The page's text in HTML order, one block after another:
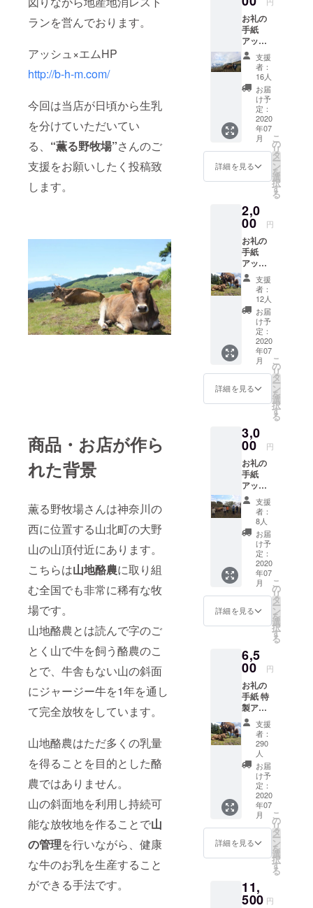
ランを営んでおります。
アッシュ×エムHP
http://b-h-m.com/
今回は当店が日頃から生乳
を分けていただいてい
る、 “薫る野牧場”さんのご
支援をお願いしたく投稿致
します。
商品・お店が作ら
れた背景
薫る野牧場さんは神奈川の
西に位置する山北町の大野
山の山頂付近にあります。
こちらは山地酪農に取り組
む全国でも非常に稀有な牧
場です。
山地酪農とは読んで字のご
とく山で牛を飼う酪農のこ
とで、牛舎もない山の斜面
にジャージー牛を1年を通し
て完全放牧をしています。
山地酪農はただ多くの乳量
を得ることを目的とした酪
農ではありません。
山の斜面地を利用し持続可
能な放牧地を作ることで山
の管理を行いながら、健康
な牛のお乳を生産すること
ができる手法です。
趣味：食べ
歩き、街歩
き、サイク
リング、読
書、サッ
（ベルマー
レLOVE）
特技：早食
い、大声
お礼の
手紙
アッ
シュ×エ
ムで薫
る野牧
場のミ
ルクを
使った
アイス
やデ
ザート
を食べ
られる
デザー
トチ
２枚
※2021
年3月末
まで有
効
支援
者：
16人
お届
け予
定：
2020
年07
月
詳細を見る
こ
の
リ
タ
ー
ン
を
選
択
す
る
2,0
00 円
お礼の
手紙
アッ
シュ×エ
ムで薫
る野牧
場さん
のミル
クを
使った
アイス
やデ
ザート
を食べ
られる
デザー
ケット
×4枚
※2021
年3月末
まで有
効
支援
者：
12人
お届
け予
定：
2020
年07
月
詳細を見る
こ
の
リ
タ
ー
ン
を
選
択
す
る
3,0
00 円
お礼の
手紙
アッ
シュ×エ
ムで薫
る野牧
場さん
のミル
クを
使った
アイス
やデ
ザート
を食べ
られる
デザー
ケット
×8枚
支援
者：
8人
お届
け予
定：
2020
年07
月
詳細を見る
こ
の
リ
タ
ー
ン
を
選
択
す
る
6,5
00 円
お礼の
手紙 特
製アイ
スク
リーム
（２L
パッ
ク）×１
つ ※全
国一
律、
クール
便配送
料含む
支援
者：
290
人
お届
け予
定：
2020
年07
月
詳細を見る
こ
の
リ
タ
ー
ン
を
選
択
す
る
11,
500 円